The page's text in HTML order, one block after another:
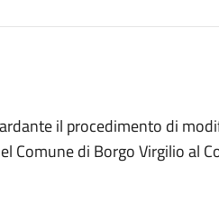
il procedimento di
Comune di Borgo Virgilio al